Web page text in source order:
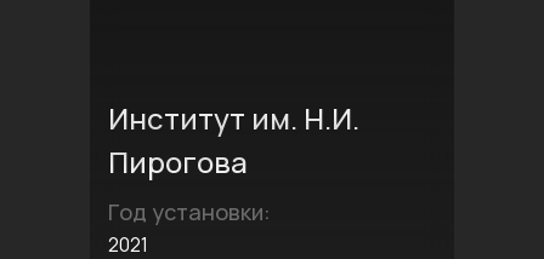
Институт им. Н.И.
Пирогова
Год установки:
2021